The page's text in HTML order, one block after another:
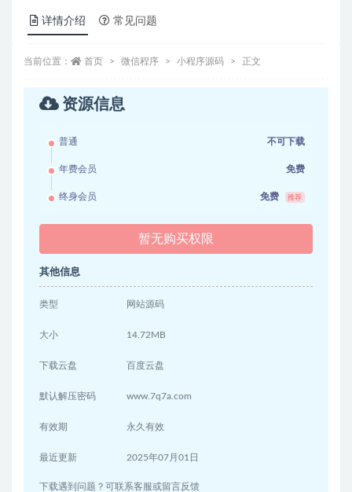
详情介绍 常见问题
当前位置： 首页 微信程序 小程序源码 正文
资源信息
普通 不可下载
年费会员 免费
终身会员 免费 推荐
暂无购买权限
其他信息
类型 网站源码
大小 14.72MB
下载云盘 百度云盘
默认解压密码 www.7q7a.com
有效期 永久有效
最近更新 2025年07月01日
下载遇到问题？可联系客服或留言反馈